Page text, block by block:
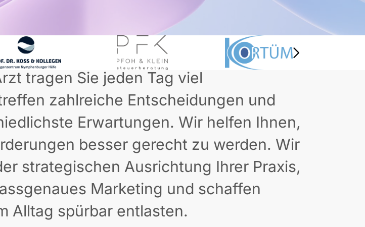
tragen Sie jeden Tag viel
zahlreiche Entscheidungen und
Erwartungen. Wir helfen Ihnen,
besser gerecht zu werden. Wir
strategischen Ausrichtung Ihrer Praxis,
Marketing und schaffen
Alltag spürbar entlasten.